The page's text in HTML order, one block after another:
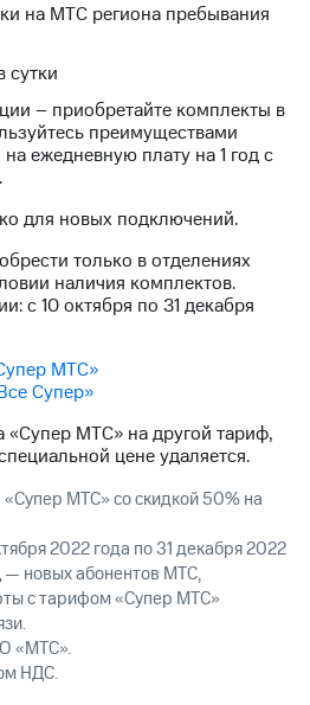
на МТС региона пребывания
сутки
– приобретайте комплекты в
преимуществами
ежедневную плату на 1 год с
для новых подключений.
только в отделениях
наличия комплектов.
с 10 октября по 31 декабря
МТС»
Супер»
«Супер МТС» на другой тариф,
цене удаляется.
«Супер МТС» со скидкой 50% на
2022 года по 31 декабря 2022
— новых абонентов МТС,
с тарифом «Супер МТС»
«МТС».
НДС.